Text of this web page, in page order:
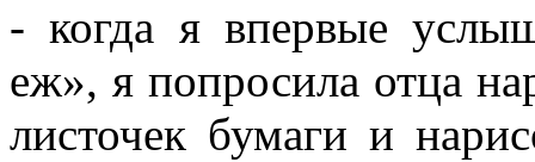
- когда я впервые
еж», я попросила отца
листочек бумаги и